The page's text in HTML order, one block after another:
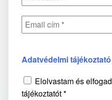
Adatvédelmi tájékoztató
Elolvastam és
tájékoztatót *